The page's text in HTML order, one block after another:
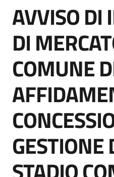
acquisto
Supporto
Piattaforme
telematiche
Salta al contenuto
AVVISO DI
DI
COMUNE
GESTIONE